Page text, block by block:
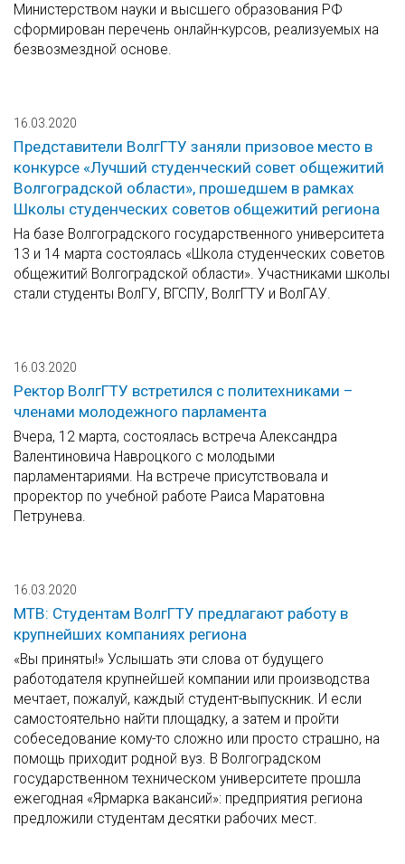
Министерством науки и высшего образования РФ
сформирован перечень онлайн-курсов, реализуемых на
безвозмездной основе.
16.03.2020
Представители ВолгГТУ заняли призовое место в
конкурсе «Лучший студенческий совет общежитий
Волгоградской области», прошедшем в рамках
Школы студенческих советов общежитий региона
На базе Волгоградского государственного университета
13 и 14 марта состоялась «Школа студенческих советов
общежитий Волгоградской области». Участниками школы
стали студенты ВолГУ, ВГСПУ, ВолгГТУ и ВолГАУ.
16.03.2020
Ректор ВолгГТУ встретился с политехниками –
членами молодежного парламента
Вчера, 12 марта, состоялась встреча Александра
Валентиновича Навроцкого с молодыми
парламентариями. На встрече присутствовала и
проректор по учебной работе Раиса Маратовна
Петрунева.
16.03.2020
МТВ: Студентам ВолгГТУ предлагают работу в
крупнейших компаниях региона
«Вы приняты!» Услышать эти слова от будущего
работодателя крупнейшей компании или производства
мечтает, пожалуй, каждый студент-выпускник. И если
самостоятельно найти площадку, а затем и пройти
собеседование кому-то сложно или просто страшно, на
помощь приходит родной вуз. В Волгоградском
государственном техническом университете прошла
ежегодная «Ярмарка вакансий»: предприятия региона
предложили студентам десятки рабочих мест.